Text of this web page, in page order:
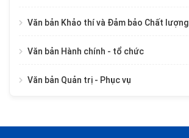
Văn bản Khảo thí và Đảm bảo Chất lượng
Văn bản Hành chính - tổ chức
Văn bản Quản trị - Phục vụ